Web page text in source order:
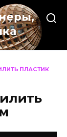
ПЛАСТИК